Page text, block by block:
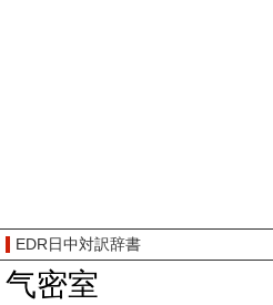
EDR日中対訳辞書
气密室